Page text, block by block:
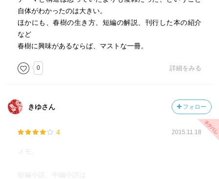
自体がわかったのは大きい。
ほかにも、春樹の生き方、短編の解説、刊行した本の紹介
など
春樹に興味があるならば、マストな一冊。
0 詳細をみる
きゆさん フォロー
4 2015.11.18
メモ。
短編小説、中編小説は